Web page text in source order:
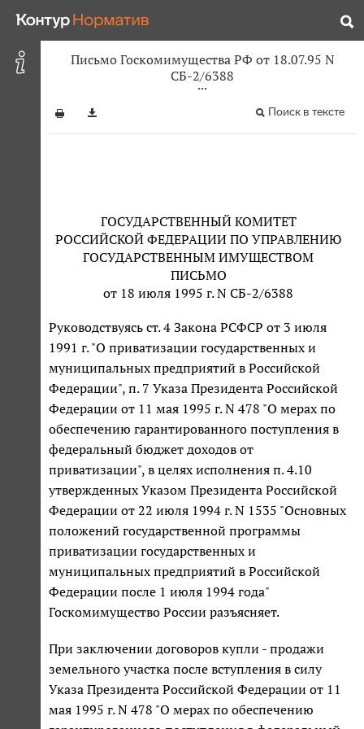
Письмо Госкомимущества РФ от 18.07.95 N
СБ-2/6388
Поиск в тексте
ГОСУДАРСТВЕННЫЙ КОМИТЕТ
РОССИЙСКОЙ ФЕДЕРАЦИИ ПО УПРАВЛЕНИЮ
ГОСУДАРСТВЕННЫМ ИМУЩЕСТВОМ
ПИСЬМО
от 18 июля 1995 г. N СБ-2/6388
Руководствуясь ст. 4 Закона РСФСР от 3 июля
1991 г. "О приватизации государственных и
муниципальных предприятий в Российской
Федерации", п. 7 Указа Президента Российской
Федерации от 11 мая 1995 г. N 478 "О мерах по
обеспечению гарантированного поступления в
федеральный бюджет доходов от
приватизации", в целях исполнения п. 4.10
утвержденных Указом Президента Российской
Федерации от 22 июля 1994 г. N 1535 "Основных
положений государственной программы
приватизации государственных и
муниципальных предприятий в Российской
Федерации после 1 июля 1994 года"
Госкомимущество России разъясняет.
При заключении договоров купли - продажи
земельного участка после вступления в силу
Указа Президента Российской Федерации от 11
мая 1995 г. N 478 "О мерах по обеспечению